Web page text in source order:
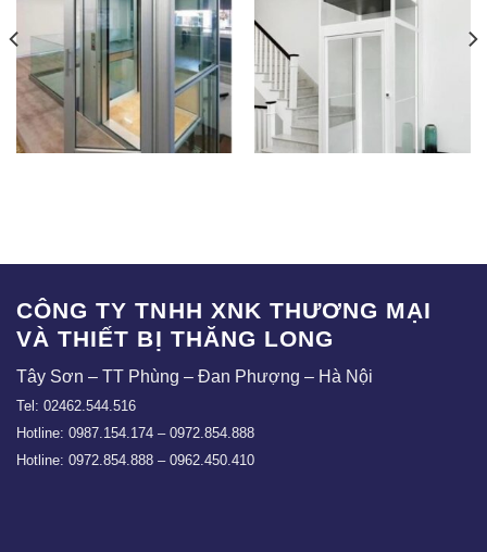
CÔNG TY TNHH XNK THƯƠNG MẠI
VÀ THIẾT BỊ THĂNG LONG
Tây Sơn – TT Phùng – Đan Phượng – Hà Nội
Tel: 02462.544.516
Hotline: 0987.154.174 – 0972.854.888
Hotline: 0972.854.888 – 0962.450.410